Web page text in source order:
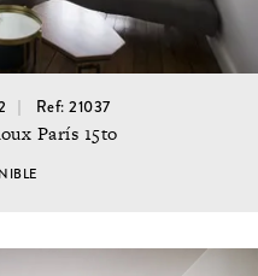
Ref: 21037
París 15to